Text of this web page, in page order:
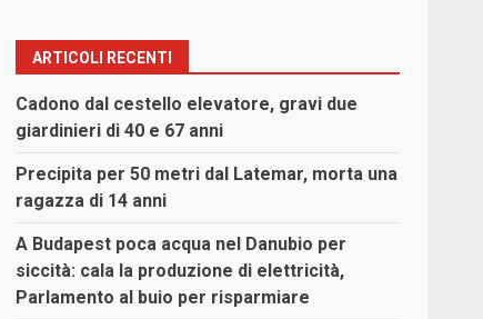
ARTICOLI RECENTI
Cadono dal cestello elevatore, gravi due
giardinieri di 40 e 67 anni
Precipita per 50 metri dal Latemar, morta una
ragazza di 14 anni
A Budapest poca acqua nel Danubio per
siccità: cala la produzione di elettricità,
Parlamento al buio per risparmiare